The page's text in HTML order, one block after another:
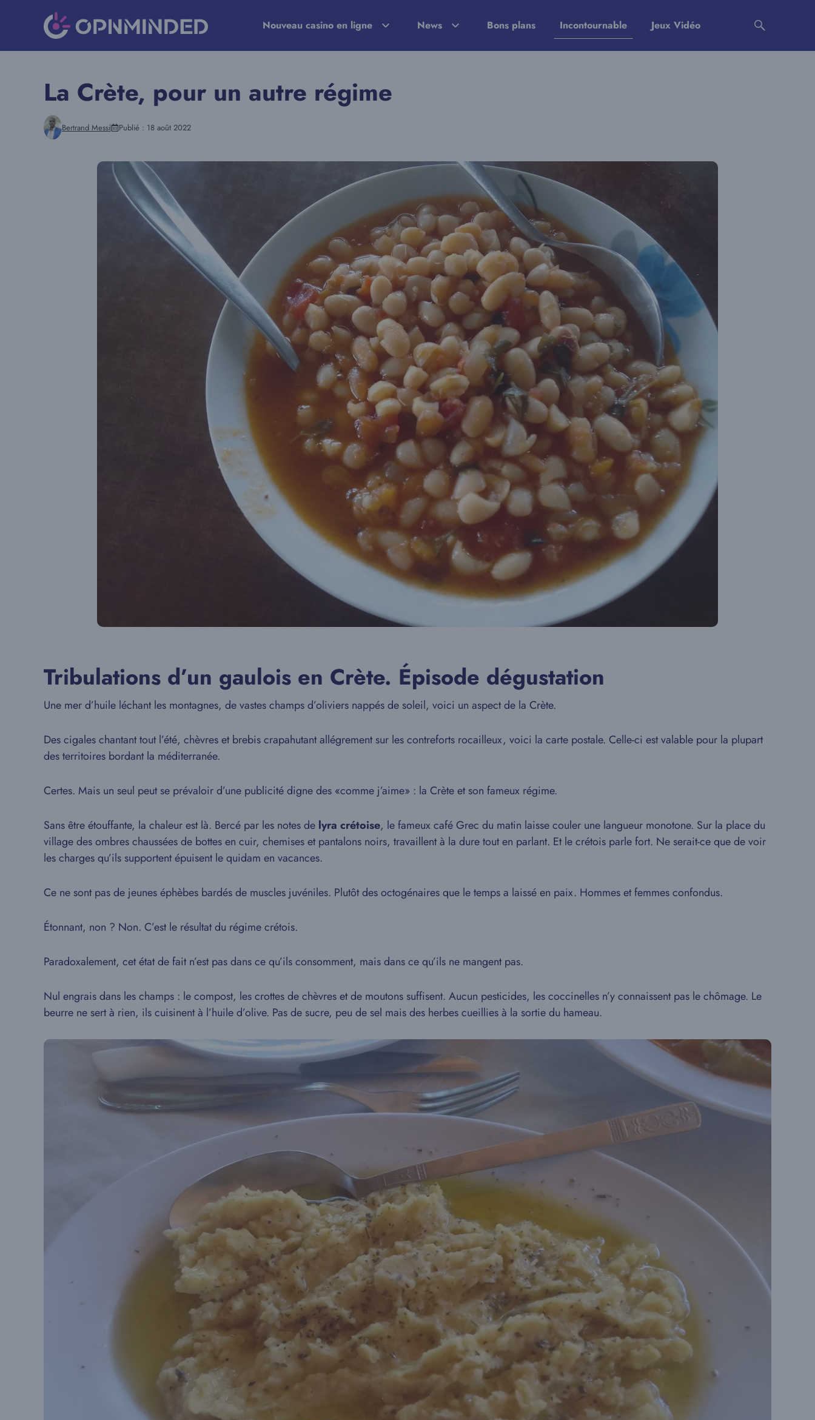
Nouveau casino en ligne News Bons plans Incontournable Jeux Vidéo
La Crète, pour un autre régime
Bertrand Messi Publié : 18 août 2022
Tribulations d’un gaulois en Crète. Épisode dégustation
Une mer d’huile léchant les montagnes, de vastes champs d’oliviers nappés de soleil, voici un aspect de la Crète.
Des cigales chantant tout l’été, chèvres et brebis crapahutant allégrement sur les contreforts rocailleux, voici la carte postale. Celle-ci est valable pour la plupart
des territoires bordant la méditerranée.
Certes. Mais un seul peut se prévaloir d’une publicité digne des «comme j’aime» : la Crète et son fameux régime.
Sans être étouffante, la chaleur est là. Bercé par les notes de lyra crétoise, le fameux café Grec du matin laisse couler une langueur monotone. Sur la place du
village des ombres chaussées de bottes en cuir, chemises et pantalons noirs, travaillent à la dure tout en parlant. Et le crétois parle fort. Ne serait-ce que de voir
les charges qu’ils supportent épuisent le quidam en vacances.
Ce ne sont pas de jeunes éphèbes bardés de muscles juvéniles. Plutôt des octogénaires que le temps a laissé en paix. Hommes et femmes confondus.
Étonnant, non ? Non. C’est le résultat du régime crétois.
Paradoxalement, cet état de fait n’est pas dans ce qu’ils consomment, mais dans ce qu’ils ne mangent pas.
Nul engrais dans les champs : le compost, les crottes de chèvres et de moutons suffisent. Aucun pesticides, les coccinelles n’y connaissent pas le chômage. Le
beurre ne sert à rien, ils cuisinent à l’huile d’olive. Pas de sucre, peu de sel mais des herbes cueillies à la sortie du hameau.